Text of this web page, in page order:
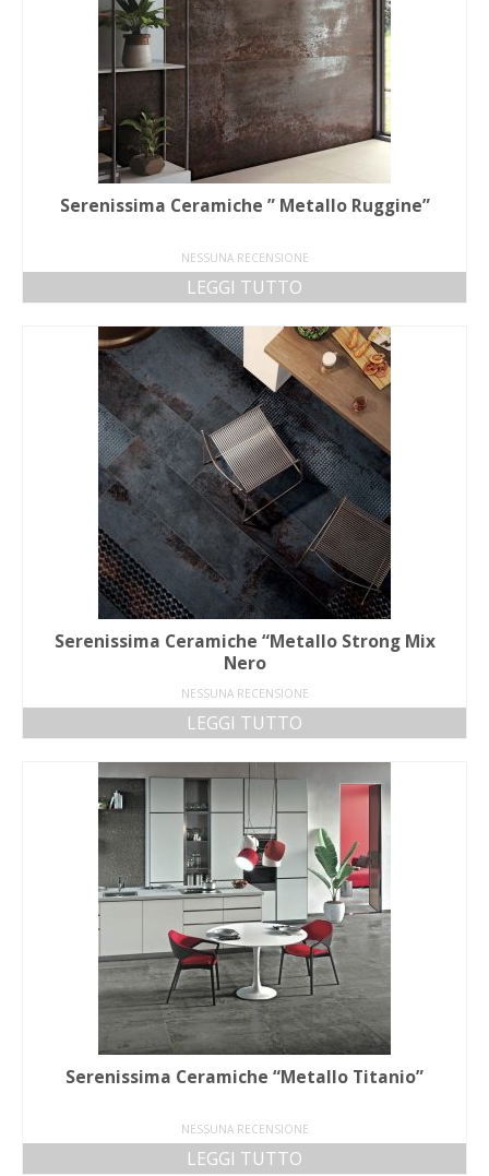
Serenissima Ceramiche ” Metallo Ruggine”
NESSUNA RECENSIONE
LEGGI TUTTO
Serenissima Ceramiche “Metallo Strong Mix
Nero
NESSUNA RECENSIONE
LEGGI TUTTO
Serenissima Ceramiche “Metallo Titanio”
NESSUNA RECENSIONE
LEGGI TUTTO